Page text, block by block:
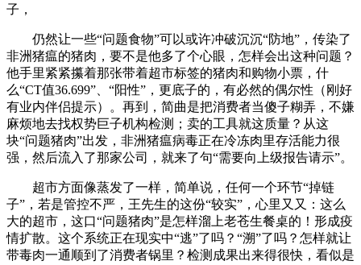
子，
仍然让一些“问题食物”可以或许冲破沉沉“防地”，传染了
非洲猪瘟的猪肉，要不是他多了个心眼，怎样会出这种问题？
他手里紧紧攥着那张带着超市标签的猪肉和购物小票，什
么“CT值36.699”、“阳性”，更底子的，有必然的偶尔性（刚好
有业内伴侣提示）。再到，简曲是把消费者当傻子糊弄，不嫌
麻烦地去找权势巨子机构检测；卖的工具就这质量？从这
块“问题猪肉”出发，非洲猪瘟病毒正在冷冻肉里存活能力很
强，然后流入了那家公司，就来了句“需要向上级报告请示”。
超市方面像蒸发了一样，简单说，任何一个环节“掉链
子”，若是管控不严，王先生的这份“较实”，心里又又：这么
大的超市，这口“问题猪肉”是怎样溜上老苍生餐桌的！形成疫
情扩散。这个系统正在现实中“逃”了吗？“溯”了吗？怎样就让
带毒肉一通顺到了消费者锅里？检测成果出来得很快，看似是